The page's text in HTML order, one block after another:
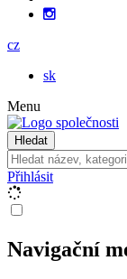
cz
sk
Menu
Hledat
Přihlásit
Navigační